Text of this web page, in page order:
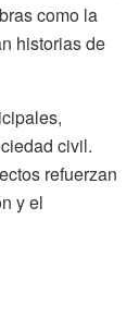
como la
historias de
civil.
refuerzan
y el